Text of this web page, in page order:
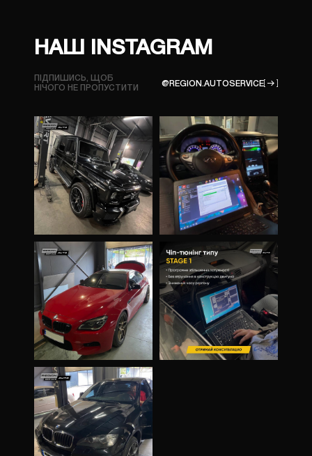
НАШ INSTAGRAM
ПІДПИШИСЬ, ЩОБ
НІЧОГО НЕ ПРОПУСТИТИ
@REGION.AUTOSERVICE